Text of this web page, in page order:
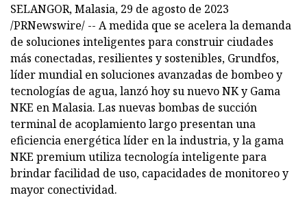
SELANGOR, Malasia, 29 de agosto de 2023
/PRNewswire/ -- A medida que se acelera la demanda
de soluciones inteligentes para construir ciudades
más conectadas, resilientes y sostenibles, Grundfos,
líder mundial en soluciones avanzadas de bombeo y
tecnologías de agua, lanzó hoy su nuevo NK y Gama
NKE en Malasia. Las nuevas bombas de succión
terminal de acoplamiento largo presentan una
eficiencia energética líder en la industria, y la gama
NKE premium utiliza tecnología inteligente para
brindar facilidad de uso, capacidades de monitoreo y
mayor conectividad.